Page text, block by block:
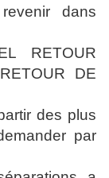
dans
RETOUR
DE
des plus
par